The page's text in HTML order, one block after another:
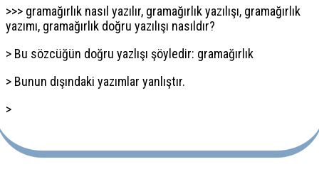
>>> gramağırlık nasıl yazılır, gramağırlık yazılışı, gramağırlık
yazımı, gramağırlık doğru yazılışı nasıldır?
> Bu sözcüğün doğru yazlışı şöyledir: gramağırlık
> Bunun dışındaki yazımlar yanlıştır.
>